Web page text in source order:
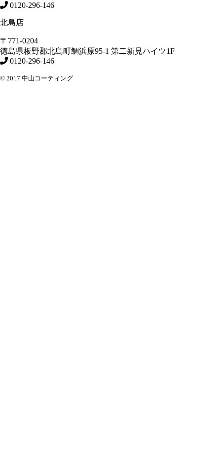
0120-296-146
北島店
〒771-0204
徳島県板野郡北島町鯛浜原95-1 第二新見ハイツ1F
0120-296-146
© 2017 中山コーティング